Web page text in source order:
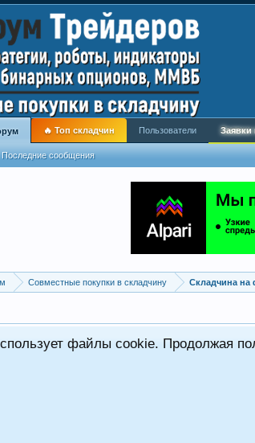
Совместные покупки в складчину Складчина
файлы cookie. Продолжая
Последние сообщения
🔥 Топ складчин Пользователи Заявки